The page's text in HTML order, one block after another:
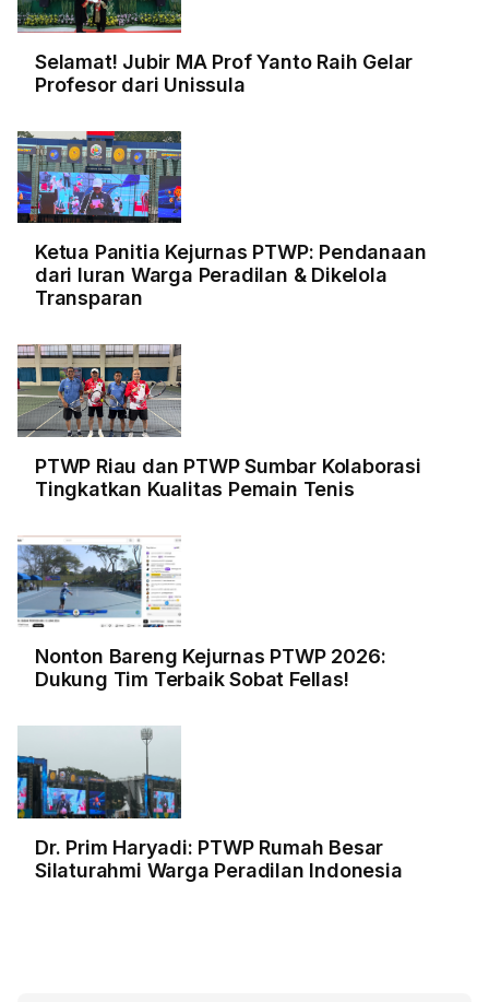
Selamat! Jubir MA Prof Yanto Raih Gelar
Profesor dari Unissula
Ketua Panitia Kejurnas PTWP: Pendanaan
dari Iuran Warga Peradilan & Dikelola
Transparan
PTWP Riau dan PTWP Sumbar Kolaborasi
Tingkatkan Kualitas Pemain Tenis
Nonton Bareng Kejurnas PTWP 2026:
Dukung Tim Terbaik Sobat Fellas!
Dr. Prim Haryadi: PTWP Rumah Besar
Silaturahmi Warga Peradilan Indonesia